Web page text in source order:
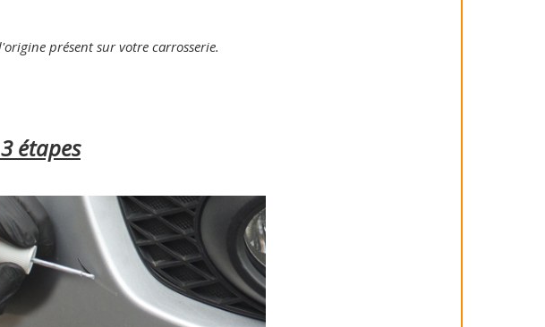
présent sur votre carrosserie.
étapes